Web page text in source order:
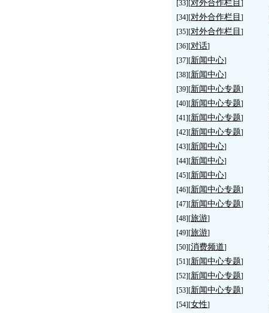
[33][对外合作栏目 ]
[34][对外合作栏目 ]
[35][对外合作栏目 ]
[36][对话]
[37][新闻中心]
[38][新闻中心]
[39][新闻中心专题]
[40][新闻中心专题]
[41][新闻中心专题]
[42][新闻中心专题]
[43][新闻中心]
[44][新闻中心]
[45][新闻中心]
[46][新闻中心专题]
[47][新闻中心专题]
[48][旅游]
[49][旅游]
[50][消费频道]
[51][新闻中心专题]
[52][新闻中心专题]
[53][新闻中心专题]
[54][女性]